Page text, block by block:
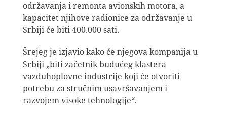
održavanja i remonta avionskih motora, a
kapacitet njihove radionice za održavanje u
Srbiji će biti 400.000 sati.
Šrejeg je izjavio kako će njegova kompanija u
Srbiji „biti začetnik budućeg klastera
vazduhoplovne industrije koji će otvoriti
potrebu za stručnim usavršavanjem i
razvojem visoke tehnologije“.